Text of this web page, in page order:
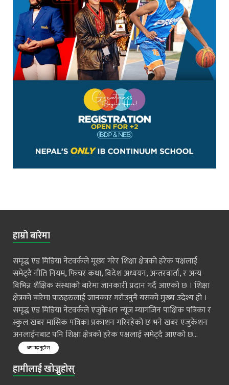
हाम्रो बारेमा
समृद्ध एड मिडिया नेटवर्कले मूख्य गरेर शिक्षा क्षेत्रको हरेक पक्षलाई
समेट्दै नीति नियम, फिचर कथा, विदेश अध्ययन, अन्तरवार्ता, र अन्य
विभिन्न शैक्षिक संस्थाको बारेमा जानकारी प्रदान गर्दै आएको छ । शिक्षा
क्षेत्रको बारेमा पाठहरुलाई जानकार गराँउनुनै यसको मुख्य उदेश्य हो ।
समृद्ध एड मिडिया नेटवर्कले एजुकेशन न्यूज म्यागजिन पाक्षिक पत्रिका र
स्कुल खबर मासिक पत्रिका प्रकाशन गरिरहेको छ भने खबर एजुकेशन
अनलाईनबाट पनि शिक्षा क्षेत्रको हरेक पक्षलाई समेट्दै आएको छ...
थप पढ्नुहोस्
हामीलाई खोज्नुहोस्